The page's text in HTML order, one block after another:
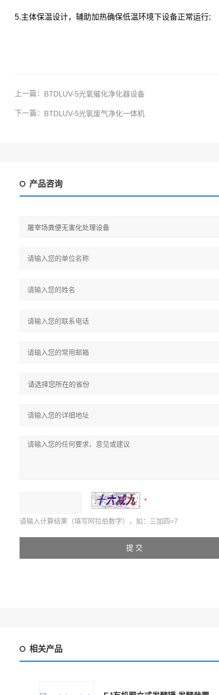
5.主体保温设计，辅助加热确保低温环境下设备正常运行;
上一篇： BTDLUV-5光氧催化净化器设备
下一篇： BTDLUV-5光氧废气净化一体机
产品咨询
请输入计算结果（填写阿拉伯数字），如：三加四=7
相关产品